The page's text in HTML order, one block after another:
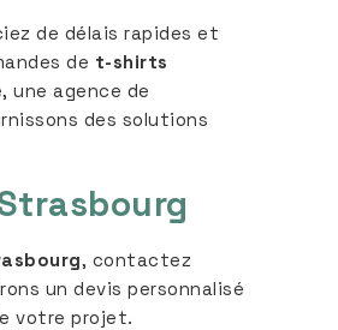
de délais rapides et
de t-shirts
une agence de
des solutions
, contactez
un devis personnalisé
votre projet.